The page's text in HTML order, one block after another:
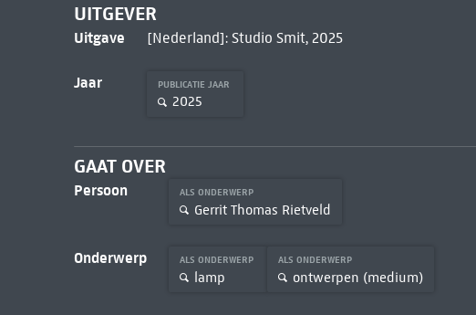
UITGEVER
Uitgave [Nederland]: Studio Smit, 2025
Jaar PUBLICATIE JAAR
2025
GAAT OVER
Persoon ALS ONDERWERP
Gerrit Thomas Rietveld
Onderwerp ALS ONDERWERP
lamp
ALS ONDERWERP
ontwerpen (medium)